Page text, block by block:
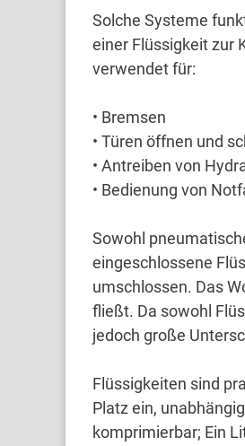
Solche Systeme
einer Flüssigkeit zur
verwendet für:
• Bremsen
• Türen öffnen und
• Antreiben von
• Bedienung von
Sowohl
eingeschlossene
umschlossen. Das
fließt. Da sowohl
jedoch große
Flüssigkeiten sind
Platz ein,
komprimierbar; Ein